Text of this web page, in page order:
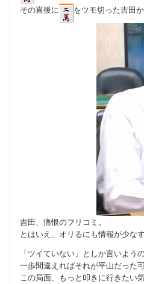
その直後に
をツモ切った吉田か
吉田、痛恨のフリコミ。
とはいえ、オリるにも情報が少なす
「ツイていない」としか言いよう
一歩間違えればそれが平山だった
この局面、もっと叩きに行きたい